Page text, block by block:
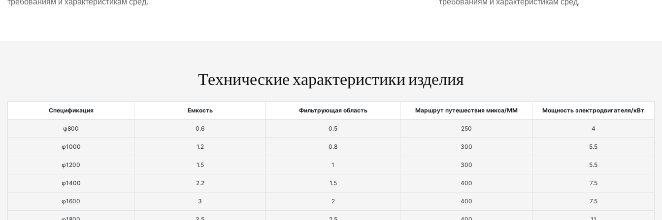
требованиям и характеристикам сред. требованиям и характеристикам сред.
Технические характеристики изделия
Спецификация Емкость Фильтрующая область Маршрут путешествия микса/MM Мощность электродвигателя/кВт
φ800 0.6 0.5 250 4
φ1000 1.2 0.8 300 5.5
φ1200 1.5 1 300 5.5
φ1400 2.2 1.5 400 7.5
φ1600 3 2 400 7.5